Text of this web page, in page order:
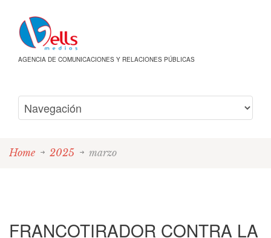
AGENCIA DE COMUNICACIONES Y RELACIONES PÚBLICAS
Home 2025 marzo
FRANCOTIRADOR CONTRA LA